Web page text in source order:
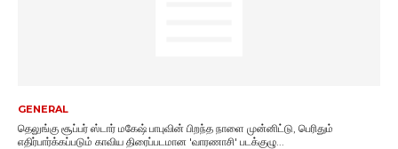
GENERAL
தெலுங்கு சூப்பர் ஸ்டார் மகேஷ் பாபுவின் பிறந்த நாளை முன்னிட்டு, பெரிதும்
எதிர்பார்க்கப்படும் காவிய திரைப்படமான 'வாரணாசி' படக்குழு...